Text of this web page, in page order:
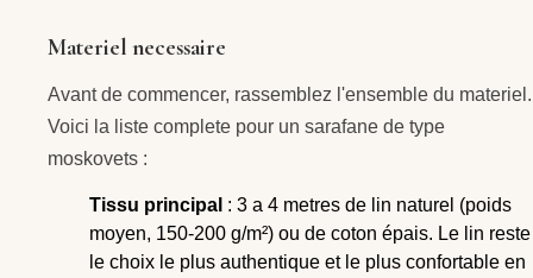
Materiel necessaire
Avant de commencer, rassemblez l'ensemble du materiel.
Voici la liste complete pour un sarafane de type
moskovets :
Tissu principal : 3 a 4 metres de lin naturel (poids
moyen, 150-200 g/m²) ou de coton épais. Le lin reste
le choix le plus authentique et le plus confortable en